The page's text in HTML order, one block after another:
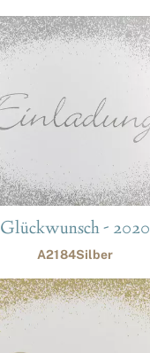
Glückwunsch - 2020
A2184Silber